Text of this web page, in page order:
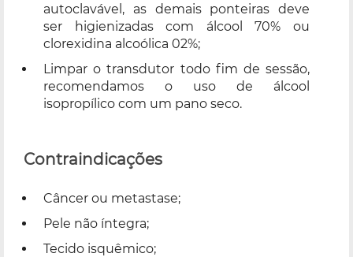
autoclavável, as demais ponteiras deve
ser higienizadas com álcool 70% ou
clorexidina alcoólica 02%;
Limpar o transdutor todo fim de sessão,
recomendamos o uso de álcool
isopropílico com um pano seco.
Contraindicações
Câncer ou metastase;
Pele não íntegra;
Tecido isquêmico;